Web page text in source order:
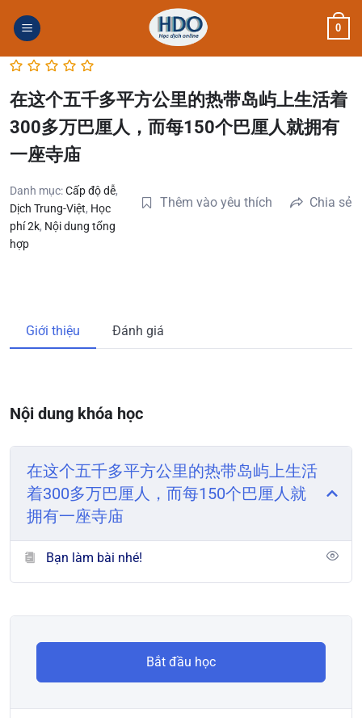
0
在这个五千多平方公里的热带岛屿上生活着
300多万巴厘人，而每150个巴厘人就拥有
一座寺庙
Danh mục:Cấp độ dễ,
Dịch Trung-Việt, Học
phí 2k, Nội dung tổng
hợp
Thêm vào yêu thích Chia sẻ
Giới thiệu Đánh giá
Nội dung khóa học
在这个五千多平方公里的热带岛屿上生活
着300多万巴厘人，而每150个巴厘人就
拥有一座寺庙
Bạn làm bài nhé!
Bắt đầu học